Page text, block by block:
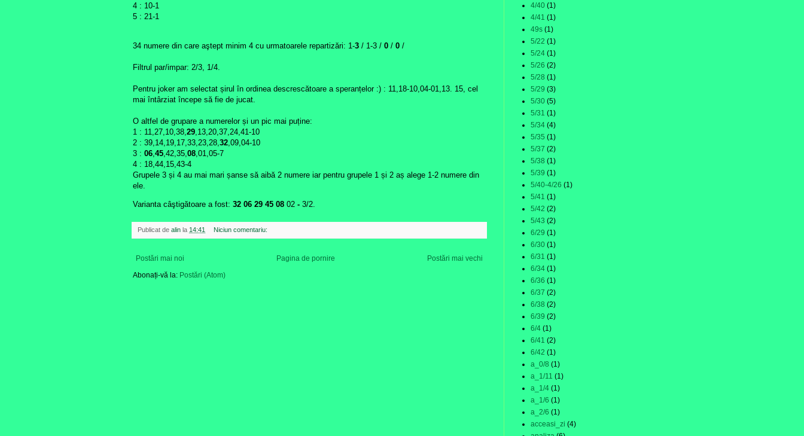
4 : 10-1
5 : 21-1
34 numere din care aştept minim 4 cu urmatoarele repartizări: 1-3 / 1-3 / 0 / 0 /
Filtrul par/impar: 2/3, 1/4.
Pentru joker am selectat șirul în ordinea descrescătoare a speranțelor :) : 11,18-10,04-01,13. 15, cel
mai întârziat începe să fie de jucat.
O altfel de grupare a numerelor și un pic mai puține:
1 : 11,27,10,38, 29 ,13,20,37,24,41-10
2 : 39,14,19,17,33,23,28, 32 ,09,04-10
3 : 06 45 ,42,35, 08 ,01,05-7
4 : 18,44,15,43-4
Grupele 3 și 4 au mai mari șanse să aibă 2 numere iar pentru grupele 1 și 2 aș alege 1-2 numere din
ele.
Varianta câştigătoare a fost: 32 06 29 45 08 02 - 3/2.
Publicat de alin la 14:41 Niciun comentariu:
Postări mai noi Postări mai vechi
Pagina de pornire
Abonați-vă la: Postări (Atom)
4/40 (1)
4/41 (1)
49s (1)
5/22 (1)
5/24 (1)
5/26 (2)
5/28 (1)
5/29 (3)
5/30 (5)
5/31 (1)
5/34 (4)
5/35 (1)
5/37 (2)
5/38 (1)
5/39 (1)
5/40-4/26 (1)
5/41 (1)
5/42 (2)
5/43 (2)
6/29 (1)
6/30 (1)
6/31 (1)
6/34 (1)
6/36 (1)
6/37 (2)
6/38 (2)
6/39 (2)
6/4 (1)
6/41 (2)
6/42 (1)
a_0/8 (1)
a_1/11 (1)
a_1/4 (1)
a_1/6 (1)
a_2/6 (1)
acceasi_zi (4)